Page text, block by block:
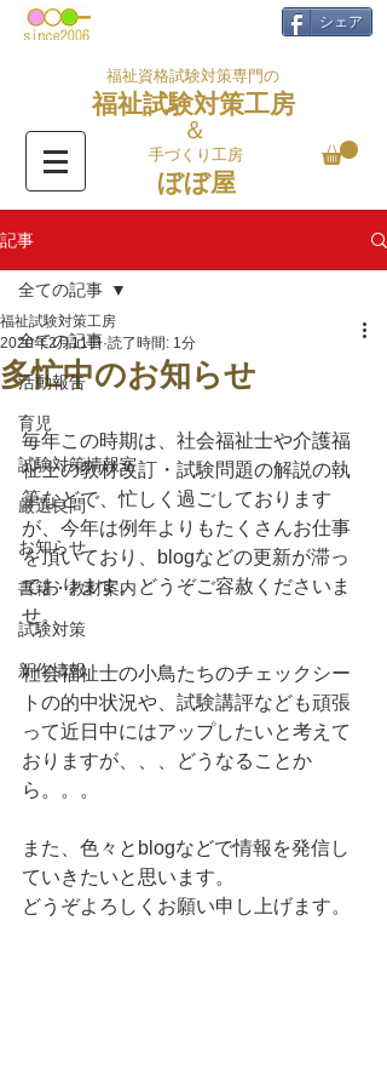
シェア
福祉資格試験対策専門の
福祉試験対策工房
＆
手づくり工房
ぼぼ屋
記事
全ての記事
活動報告
育児
試験対策情報室
厳選良問
お知らせ
書籍・教材案内
試験対策
新作情報
全ての記事
多忙中のお知らせ
福祉試験対策工房
2020年2月11日 読了時間: 1分
毎年この時期は、社会福祉士や介護福
祉士の教材改訂・試験問題の解説の執
筆などで、忙しく過ごしております
が、今年は例年よりもたくさんお仕事
を頂いており、blogなどの更新が滞っ
ております。どうぞご容赦くださいま
せ。
社会福祉士の小鳥たちのチェックシー
トの的中状況や、試験講評なども頑張
って近日中にはアップしたいと考えて
おりますが、、、どうなることか
ら。。。
また、色々とblogなどで情報を発信し
ていきたいと思います。
どうぞよろしくお願い申し上げます。